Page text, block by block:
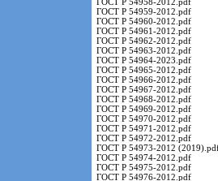
ГОСТ Р 54959-2012.pdf
ГОСТ Р 54960-2012.pdf
ГОСТ Р 54961-2012.pdf
ГОСТ Р 54962-2012.pdf
ГОСТ Р 54963-2012.pdf
ГОСТ Р 54964-2023.pdf
ГОСТ Р 54965-2012.pdf
ГОСТ Р 54966-2012.pdf
ГОСТ Р 54967-2012.pdf
ГОСТ Р 54968-2012.pdf
ГОСТ Р 54969-2012.pdf
ГОСТ Р 54970-2012.pdf
ГОСТ Р 54971-2012.pdf
ГОСТ Р 54972-2012.pdf
ГОСТ Р 54973-2012
ГОСТ Р 54974-2012.pdf
ГОСТ Р 54975-2012.pdf
ГОСТ Р 54976-2012.pdf